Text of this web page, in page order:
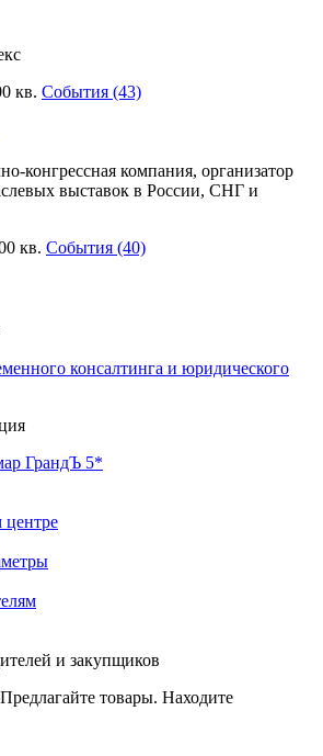
кв. События (43)
конгрессная компания, организатор
выставок в России, СНГ и
кв. События (40)
консалтинга и юридического
ГрандЪ 5*
и закупщиков
товары. Находите